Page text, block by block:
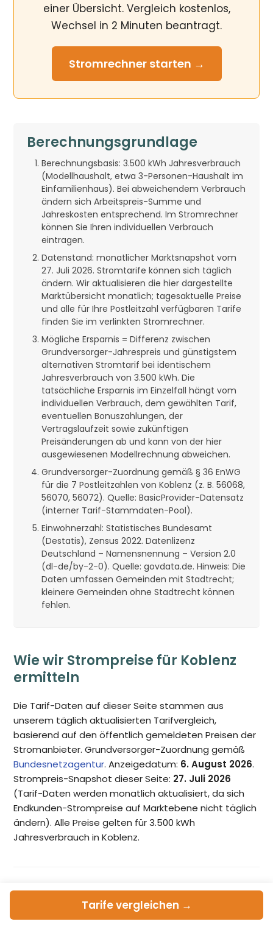
einer Übersicht. Vergleich kostenlos,
Wechsel in 2 Minuten beantragt.
Stromrechnerstarten →
Berechnungsgrundlage
Berechnungsbasis: 3.500 kWh Jahresverbrauch
(Modellhaushalt, etwa 3-Personen-Haushalt im
Einfamilienhaus). Bei abweichendem Verbrauch
ändern sich Arbeitspreis-Summe und
Jahreskosten entsprechend. Im Stromrechner
können Sie Ihren individuellen Verbrauch
eintragen.
Datenstand: monatlicher Marktsnapshot vom
27. Juli 2026. Stromtarife können sich täglich
ändern. Wir aktualisieren die hier dargestellte
Marktübersicht monatlich; tagesaktuelle Preise
und alle für Ihre Postleitzahl verfügbaren Tarife
finden Sie im verlinkten Stromrechner.
Mögliche Ersparnis = Differenz zwischen
Grundversorger-Jahrespreis und günstigstem
alternativen Stromtarif bei identischem
Jahresverbrauch von 3.500 kWh. Die
tatsächliche Ersparnis im Einzelfall hängt vom
individuellen Verbrauch, dem gewählten Tarif,
eventuellen Bonuszahlungen, der
Vertragslaufzeit sowie zukünftigen
Preisänderungen ab und kann von der hier
ausgewiesenen Modellrechnung abweichen.
Grundversorger-Zuordnung gemäß § 36 EnWG
für die 7 Postleitzahlen von Koblenz (z. B. 56068,
56070, 56072). Quelle: BasicProvider-Datensatz
(interner Tarif-Stammdaten-Pool).
Einwohnerzahl: Statistisches Bundesamt
(Destatis), Zensus 2022. Datenlizenz
Deutschland – Namensnennung – Version 2.0
(dl-de/by-2-0). Quelle: govdata.de. Hinweis: Die
Daten umfassen Gemeinden mit Stadtrecht;
kleinere Gemeinden ohne Stadtrecht können
fehlen.
Wie wir Strompreise für Koblenz
ermitteln
Die Tarif-Daten auf dieser Seite stammen aus
unserem täglich aktualisierten Tarifvergleich,
basierend auf den öffentlich gemeldeten Preisen der
Stromanbieter. Grundversorger-Zuordnung gemäß
Bundesnetzagentur. Anzeigedatum: 6. August 2026.
Strompreis-Snapshot dieser Seite: 27. Juli 2026
(Tarif-Daten werden monatlich aktualisiert, da sich
Endkunden-Strompreise auf Marktebene nicht täglich
ändern). Alle Preise gelten für 3.500 kWh
Jahresverbrauch in Koblenz.
Tarifevergleichen →